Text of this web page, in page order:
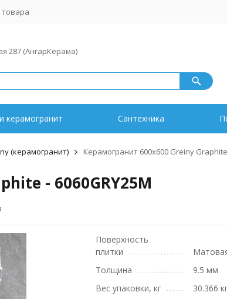
товара
287 (АнгарКерама)
керамогранит Сантехника
(керамогранит) Керамогранит 600x600 Greiny Graphite
- 6060GRY25M
Поверхность
плитки
Толщина
9.5 мм
Вес упаковки, кг
30.366